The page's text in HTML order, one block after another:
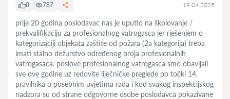
0 787 19.04.2025
prije 20 godina poslodavac nas je uputio na školovanje /
prekvalifikaciju za profesionalnog vatrogasca jer rješenjem o
kategorizaciji objekata zaštite od požara (2a kategorija) treba
imati stalno dežurstvo određenog broja profesionalnih
vatrogasaca. poslove profesionalnog vatrogasca smo obavljali
sve ove godine uz redovite liječničke preglede po točki 14.
pravilnika o posebnim uvjetima rada i kod svakog inspekcijskog
nadzora su od strane odgovorne osobe poslodavca pokazivane